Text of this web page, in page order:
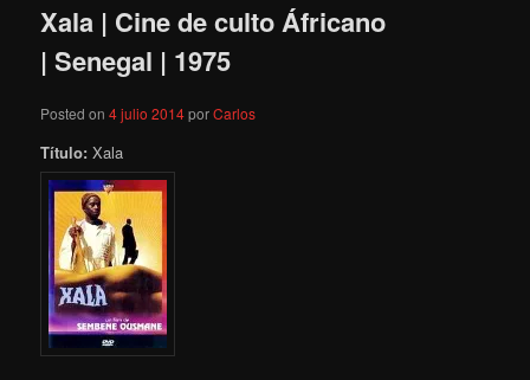
Xala | Cine de culto Áfricano
| Senegal | 1975
Posted on4 julio 2014porCarlos
Título: Xala